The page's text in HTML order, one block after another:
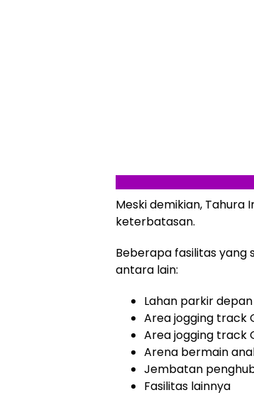
Meski demikian, Tahura
keterbatasan.
Beberapa fasilitas yang
antara lain:
Lahan parkir depan
Area jogging track
Area jogging track
Arena bermain
Jembatan
Fasilitas lainnya